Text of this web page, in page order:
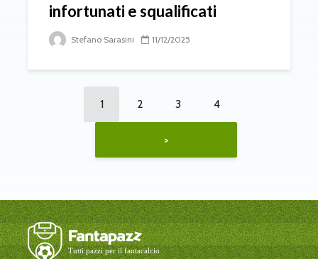
infortunati e squalificati
Stefano Sarasini 11/12/2025
1 2 3 4
>